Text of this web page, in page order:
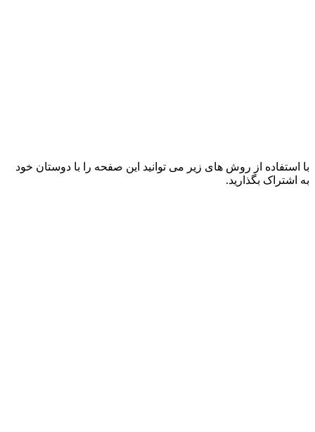
با استفاده از روش های زیر می توانید این صفحه را با دوستان خود
به اشتراک بگذارید.